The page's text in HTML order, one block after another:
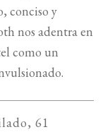
conciso y
nos adentra en
como un
, 61